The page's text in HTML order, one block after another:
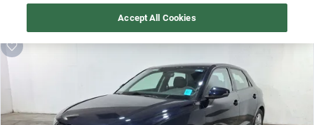
Accept All Cookies